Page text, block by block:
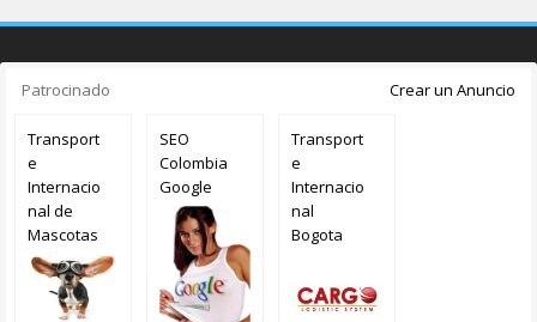
Patrocinado Crear un Anuncio
Transport
e
Internacio
nal de
Mascotas
SEO
Colombia
Google
Transport
e
Internacio
nal
Bogota